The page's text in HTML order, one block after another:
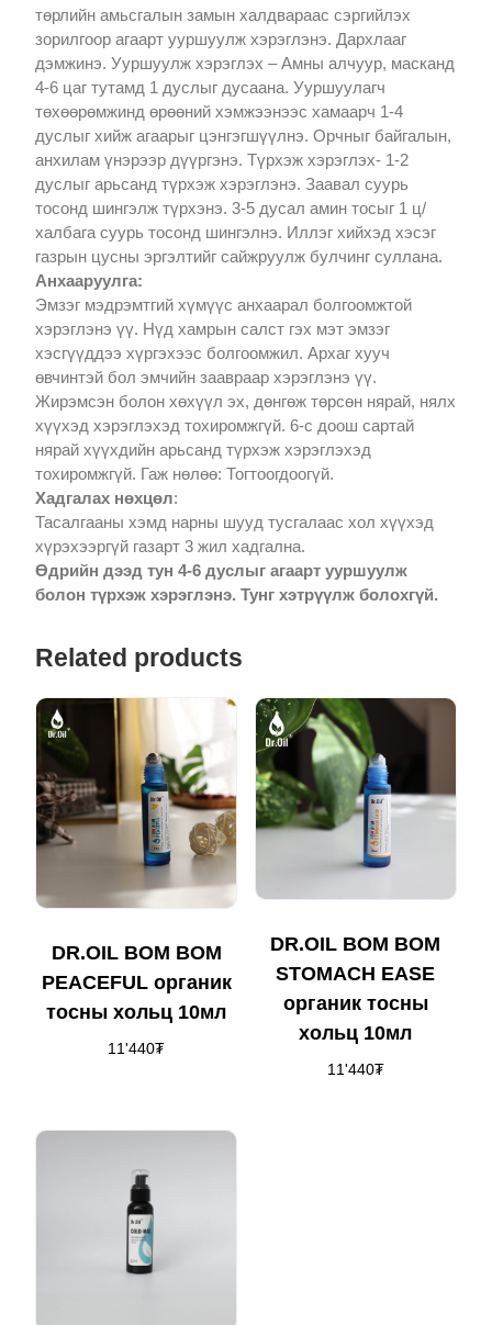
төрлийн амьсгалын замын халдвараас сэргийлэх
зорилгоор агаарт ууршуулж хэрэглэнэ. Дархлааг
дэмжинэ. Ууршуулж хэрэглэх – Амны алчуур, масканд
4-6 цаг тутамд 1 дуслыг дусаана. Ууршуулагч
төхөөрөмжинд өрөөний хэмжээнээс хамаарч 1-4
дуслыг хийж агаарыг цэнгэгшүүлнэ. Орчныг байгалын,
анхилам үнэрээр дүүргэнэ. Түрхэж хэрэглэх- 1-2
дуслыг арьсанд түрхэж хэрэглэнэ. Заавал суурь
тосонд шингэлж түрхэнэ. 3-5 дусал амин тосыг 1 ц/
халбага суурь тосонд шингэлнэ. Иллэг хийхэд хэсэг
газрын цусны эргэлтийг сайжруулж булчинг суллана.
Анхааруулга:
Эмзэг мэдрэмтгий хүмүүс анхаарал болгоомжтой
хэрэглэнэ үү. Нүд хамрын салст гэх мэт эмзэг
хэсгүүддээ хүргэхээс болгоомжил. Архаг хууч
өвчинтэй бол эмчийн заавраар хэрэглэнэ үү.
Жирэмсэн болон хөхүүл эх, дөнгөж төрсөн нярай, нялх
хүүхэд хэрэглэхэд тохиромжгүй. 6-с доош сартай
нярай хүүхдийн арьсанд түрхэж хэрэглэхэд
тохиромжгүй. Гаж нөлөө: Тогтоогдоогүй.
Хадгалах нөхцөл:
Тасалгааны хэмд нарны шууд тусгалаас хол хүүхэд
хүрэхээргүй газарт 3 жил хадгална.
Өдрийн дээд тун 4-6 дуслыг агаарт ууршуулж
болон түрхэж хэрэглэнэ. Тунг хэтрүүлж болохгүй.
Related products
DR.OIL BOM BOM
PEACEFUL органик
тосны хольц 10мл
11'440₮
DR.OIL BOM BOM
STOMACH EASE
органик тосны
хольц 10мл
11'440₮